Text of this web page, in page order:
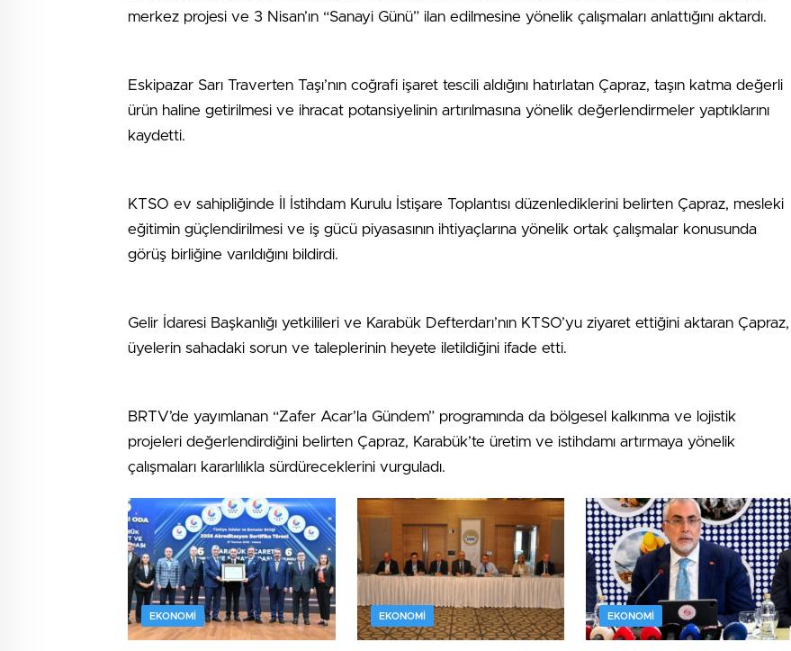
merkez projesi ve 3 Nisan’ın “Sanayi Günü” ilan edilmesine yönelik çalışmaları anlattığını aktardı.
Eskipazar Sarı Traverten Taşı’nın coğrafi işaret tescili aldığını hatırlatan Çapraz, taşın katma değerli
ürün haline getirilmesi ve ihracat potansiyelinin artırılmasına yönelik değerlendirmeler yaptıklarını
kaydetti.
KTSO ev sahipliğinde İl İstihdam Kurulu İstişare Toplantısı düzenlediklerini belirten Çapraz, mesleki
eğitimin güçlendirilmesi ve iş gücü piyasasının ihtiyaçlarına yönelik ortak çalışmalar konusunda
görüş birliğine varıldığını bildirdi.
Gelir İdaresi Başkanlığı yetkilileri ve Karabük Defterdarı’nın KTSO’yu ziyaret ettiğini aktaran Çapraz,
üyelerin sahadaki sorun ve taleplerinin heyete iletildiğini ifade etti.
BRTV’de yayımlanan “Zafer Acar’la Gündem” programında da bölgesel kalkınma ve lojistik
projeleri değerlendirdiğini belirten Çapraz, Karabük’te üretim ve istihdamı artırmaya yönelik
çalışmaları kararlılıkla sürdüreceklerini vurguladı.
EKONOMI EKONOMI EKONOMI